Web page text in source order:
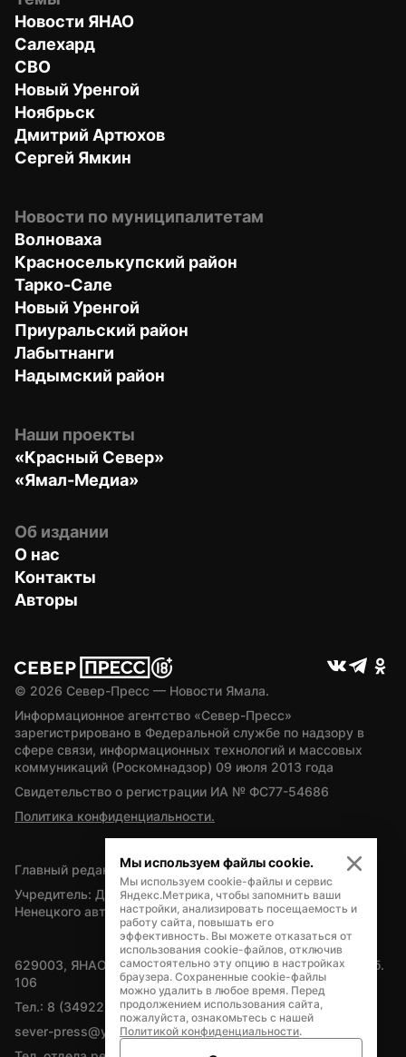
Новости ЯНАО
Салехард
СВО
Новый Уренгой
Ноябрьск
Дмитрий Артюхов
Сергей Ямкин
Новости по муниципалитетам
Волноваха
Красноселькупский район
Тарко-Сале
Новый Уренгой
Приуральский район
Лабытнанги
Надымский район
Наши проекты
«Красный Север»
«Ямал-Медиа»
Об издании
О нас
Контакты
Авторы
© 2026 Север-Пресс — Новости Ямала.
Информационное агентство «Север-Пресс»
зарегистрировано в Федеральной службе по надзору в
сфере связи, информационных технологий и массовых
коммуникаций (Роскомнадзор) 09 июля 2013 года
Свидетельство о регистрации ИА № ФС77-54686
Политика конфиденциальности.
Главный редактор — А.Л. Поздеев
Учредитель: Департамент внутренней политики Ямало-
Ненецкого автономного округа
629003, ЯНАО, Салехард, мкр. Богдана Кнунянца, д.1, каб.
106
Тел.: 8 (34922) 71262
sever-press@yamal-media.ru
Мы используем файлы cookie.
Мы используем cookie-файлы и сервис
Яндекс.Метрика, чтобы запомнить ваши
настройки, анализировать посещаемость и
работу сайта, повышать его
эффективность. Вы можете отказаться от
использования cookie-файлов, отключив
самостоятельно эту опцию в настройках
браузера. Сохраненные cookie-файлы
можно удалить в любое время. Перед
продолжением использования сайта,
пожалуйста, ознакомьтесь с нашей
Политикой конфиденциальности.